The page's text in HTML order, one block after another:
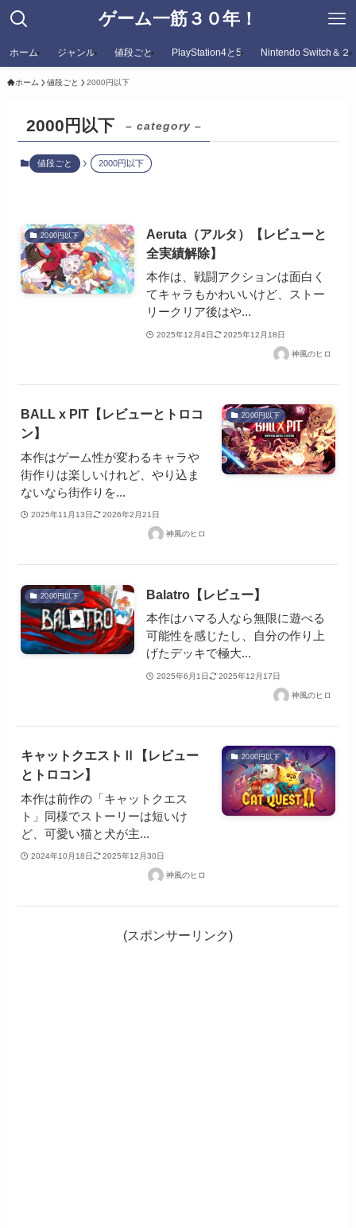
ゲーム一筋３０年！
ホーム ジャンル 値段ごと PlayStation4と5 Nintendo Switch＆２
ホーム 値段ごと 2000円以下
2000円以下 – category –
値段ごと 2000円以下
2000円以下
Aeruta（アルタ）【レビューと
全実績解除】
本作は、戦闘アクションは面白く
てキャラもかわいいけど、ストー
リークリア後はや...
2025年12月4日 2025年12月18日
神風のヒロ
2000円以下
BALL x PIT【レビューとトロコ
ン】
本作はゲーム性が変わるキャラや
街作りは楽しいけれど、やり込ま
ないなら街作りを...
2025年11月13日 2026年2月21日
神風のヒロ
2000円以下 Balatro【レビュー】
本作はハマる人なら無限に遊べる
可能性を感じたし、自分の作り上
げたデッキで極大...
2025年6月1日 2025年12月17日
神風のヒロ
2000円以下
キャットクエストⅡ【レビュー
とトロコン】
本作は前作の「キャットクエス
ト」同様でストーリーは短いけ
ど、可愛い猫と犬が主...
2024年10月18日 2025年12月30日
神風のヒロ
(スポンサーリンク)